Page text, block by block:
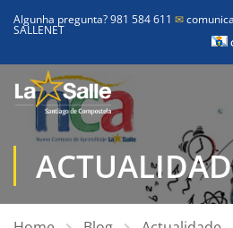
Algunha pregunta? 981 584 611 ✉
SALLENET